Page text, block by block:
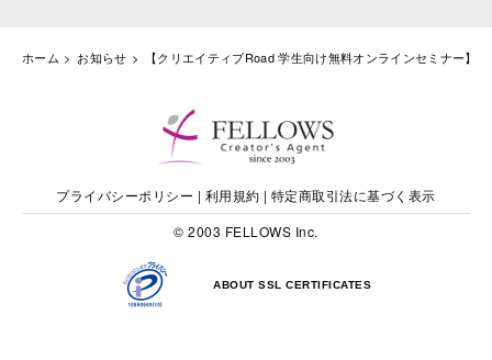
ホーム お知らせ 【クリエイティブRoad 学生向け無料オンラインセミナー
プライバシーポリシー | 利用規約 | 特定商取引法に基づく表示
© 2003 FELLOWS Inc.
ABOUT SSL CERTIFICATES